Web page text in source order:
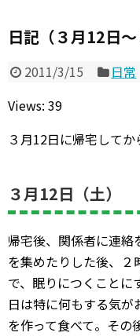
日記（３月12日～
2011/3/15 日常
Views: 39
３月12日に帰宅してか
３月12日（土）
帰宅後、関係者に連絡
を集めたりした後、２
で、眠りにつくことに
日は特に何もする気が
を作って食べて。その